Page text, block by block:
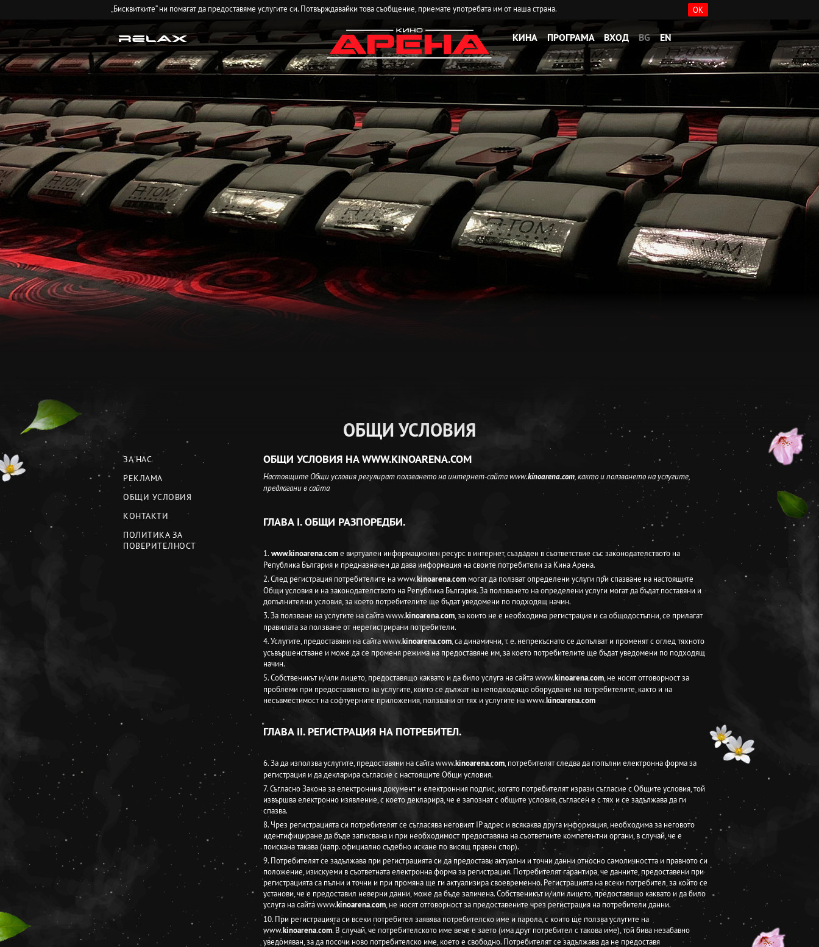
„Бисквитките“ ни помагат да предоставяме услугите си. Потвърждавайки това съобщение, приемате употребата им от наша страна. OK
КИНА ПРОГРАМА ВХОД BG EN
ОБЩИ УСЛОВИЯ
ЗА НАС
РЕКЛАМА
ОБЩИ УСЛОВИЯ
КОНТАКТИ
ПОЛИТИКА ЗА
ПОВЕРИТЕЛНОСТ
ОБЩИ УСЛОВИЯ НА WWW.KINOARENA.COM
Настоящите Общи условия регулират ползването на интернет-сайта www.kinoarena.com , както и ползването на услугите,
предлагани в сайта
ГЛАВА I. ОБЩИ РАЗПОРЕДБИ.
1. www.kinoarena.come виртуален информационен ресурс в интернет, създаден в съответствие със законодателството на
Република България и предназначен да дава информация на своите потребители за Кина Арена.
2. След регистрация потребителите на www.kinoarena.com могат да ползват определени услуги при спазване на настоящите
Общи условия и на законодателството на Република България. За ползването на определени услуги могат да бъдат поставяни и
допълнителни условия, за което потребителите ще бъдат уведомени по подходящ начин.
3. За ползване на услугите на сайта www.kinoarena.com , за които не е необходима регистрация и са общодостъпни, се прилагат
правилата за ползване от нерегистрирани потребители.
4. Услугите, предоставяни на сайта www.kinoarena.com , са динамични, т. е. непрекъснато се допълват и променят с оглед тяхното
усъвършенстване и може да се променя режима на предоставяне им, за което потребителите ще бъдат уведомени по подходящ
начин.
5. Собственикът и/или лицето, предоставящо каквато и да било услуга на сайта www.kinoarena.com , не носят отговорност за
проблеми при предоставянето на услугите, които се дължат на неподходящо оборудване на потребителите, както и на
несъвместимост на софтуерните приложения, ползвани от тях и услугите на www.kinoarena.com
ГЛАВА II. РЕГИСТРАЦИЯ НА ПОТРЕБИТЕЛ.
6. За да използва услугите, предоставяни на сайта www.kinoarena.com , потребителят следва да попълни електронна форма за
регистрация и да декларира съгласие с настоящите Общи условия.
7. Съгласно Закона за електронния документ и електронния подпис, когато потребителят изрази съгласие с Общите условия, той
извършва електронно изявление, с което декларира, че е запознат с общите условия, съгласен е с тях и се задължава да ги
спазва.
8. Чрез регистрацията си потребителят се съгласява неговият IP адрес и всякаква друга информация, необходима за неговото
идентифициране да бъде записвана и при необходимост предоставяна на съответните компетентни органи, в случай, че е
поискана такава (напр. официално съдебно искане по висящ правен спор).
9. Потребителят се задължава при регистрацията си да предостави актуални и точни данни относно самоличността и правното си
положение, изискуеми в съответната електронна форма за регистрация. Потребителят гарантира, че данните, предоставени при
регистрацията са пълни и точни и при промяна ще ги актуализира своевременно. Регистрацията на всеки потребител, за който се
установи, че е предоставил неверни данни, може да бъде заличена. Собственикът и/или лицето, предоставящо каквато и да било
услуга на сайта www.kinoarena.com , не носят отговорност за предоставените чрез регистрация на потребители данни.
10. При регистрацията си всеки потребител заявява потребителско име и парола, с които ще ползва услугите на
www.kinoarena.com. В случай, че потребителското име вече е заето (има друг потребител с такова име), той бива незабавно
уведомяван, за да посочи ново потребителско име, което е свободно. Потребителят се задължава да не предоставя